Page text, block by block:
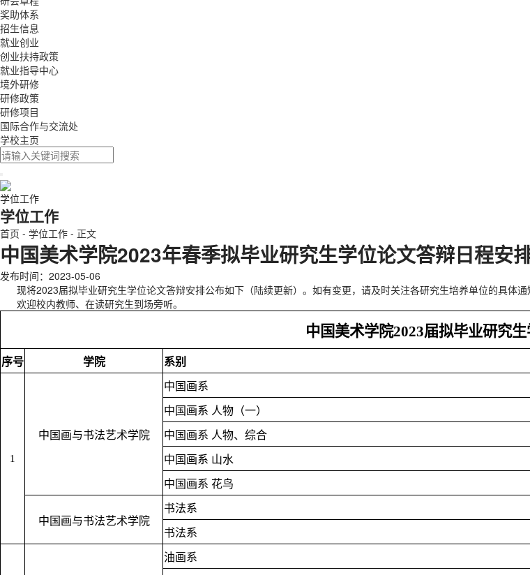
奖助体系
招生信息
就业创业
创业扶持政策
就业指导中心
境外研修
研修政策
研修项目
国际合作与交流处
学校主页
学位工作
学位工作
首页 - 学位工作 - 正文
中国美术学院2023年春季拟毕业研究生学位论文答辩日程安
发布时间：2023-05-06
现将2023届拟毕业研究生学位论文答辩安排公布如下（陆续更新）。如有变更，请及时关注各研究生培养单位的具体通
欢迎校内教师、在读研究生到场旁听。
中国美术学院2023届拟毕业研究
序号 学院 系别
1
中国画与书法艺术学院
中国画系
中国画系 人物（一）
中国画系 人物、综合
中国画系 山水
中国画系 花鸟
中国画与书法艺术学院
书法系
书法系
油画系